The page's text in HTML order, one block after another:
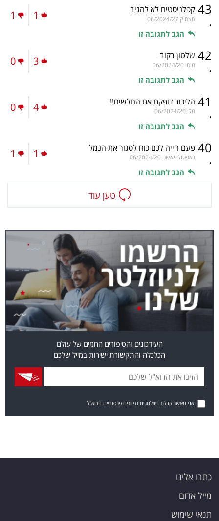
43
.
קפלניסטים לא להגיב
מצחיק 06/2024/27
הגב לתגובה זו
1
1
42
.
שלטון רקוב
מוטי 06/2024/20
הגב לתגובה זו
3
0
41
.
הליכוד דופקת את החלשים!!!
מלי 06/2024/20
הגב לתגובה זו
4
0
40
.
פעם הייה לכם כוח לסגור את הנמל
נאפטולי יאשה 06/2024/20
הגב לתגובה זו
1
1
טען עוד
העידכונים והסיפורים החמים של עולם
הכלכלה והתקשורת ישירות במייל שלכם
אני מאשר קבלת ניוזלטרים ודיוורים פרסומיים בדוא"ל
כתבו אלינו
מייל אדום
תנאי שימוש